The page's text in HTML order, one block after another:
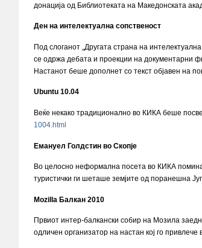
донација од Библиотеката на Македонската
Ден на интелектуална сопственост
Под слоганот „Другата страна на
се одржа дебата и проекции на документарни
Настанот беше дополнет со текст објавен на
Ubuntu 10.04
Веќе некако традиционално во КИКА беше
1004.html
Емануел Голдстин во Скопје
Во целосно неформална посета во КИКА
туристички ги шеташе земјите од поранешна
Mozilla Балкан 2010
Првиот интер-балкански собир на Мозила
одличен организатор на настан кој го